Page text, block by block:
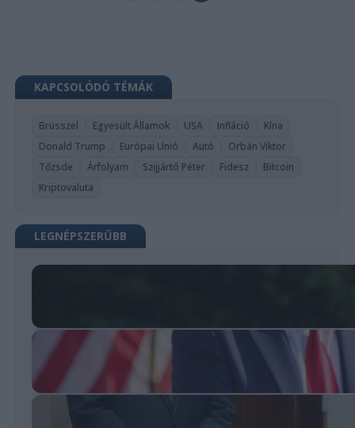
KAPCSOLÓDÓ TÉMÁK
Brüsszel Egyesült Államok USA Infláció
Kína
Donald Trump
Európai Unió Autó
Orbán Viktor
Tőzsde
Árfolyam Szijjártó Péter Fidesz
Bitcoin
Kriptovaluta
LEGNÉPSZERŰBB